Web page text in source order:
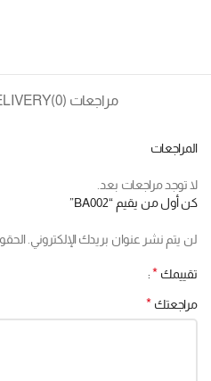
مراجعات (0)
المراجعات
لا توجد مراجعات بعد.
كن أول من يقيم “BA002”
لن يتم نشر عنوان بريدك الإلكتروني.
تقييمك *
مراجعتك *